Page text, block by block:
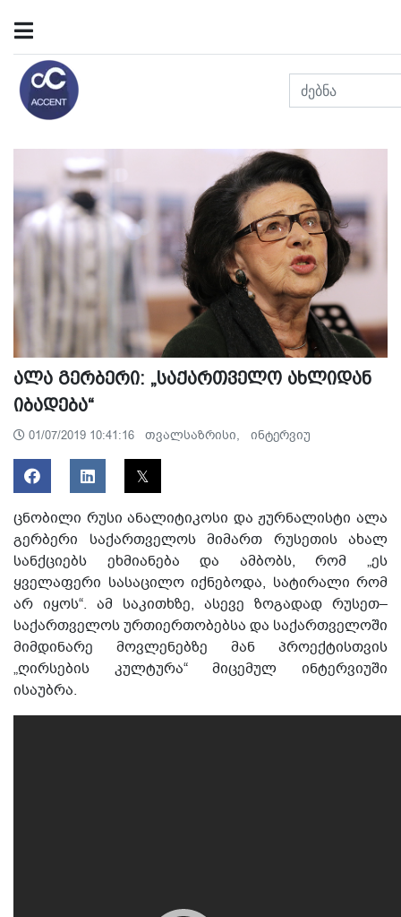
ალა გერბერი: „საქართველო ახლიდან
იბადება“
01/07/2019 10:41:16 თვალსაზრისი, ინტერვიუ
ცნობილი რუსი ანალიტიკოსი და ჟურნალისტი ალა
გერბერი საქართველოს მიმართ რუსეთის ახალ
სანქციებს ეხმიანება და ამბობს, რომ „ეს
ყველაფერი სასაცილო იქნებოდა, სატირალი რომ
არ იყოს“. ამ საკითხზე, ასევე ზოგადად რუსეთ–
საქართველოს ურთიერთობებსა და საქართველოში
მიმდინარე მოვლენებზე მან პროექტისთვის
„ღირსების კულტურა“ მიცემულ ინტერვიუში
ისაუბრა.